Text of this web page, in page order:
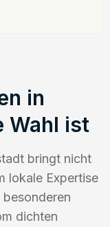
in
Wahl ist
bringt nicht
lokale Expertise
dichten